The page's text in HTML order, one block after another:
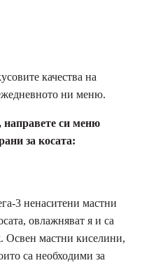
качества на
ни меню.
направете си меню
за косата:
3 ненаситени мастни
овлажняват я и са
Освен мастни киселини,
са необходими за